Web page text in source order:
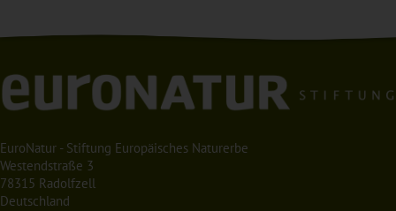
EuroNatur - Stiftung Europäisches Naturerbe
Westendstraße 3
78315 Radolfzell
Deutschland